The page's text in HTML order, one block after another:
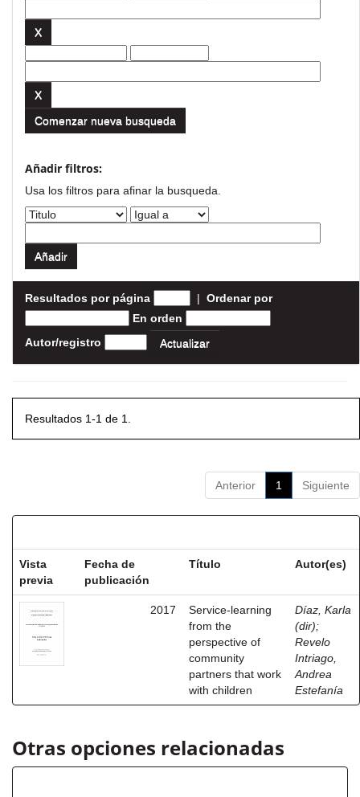
Comenzar nueva busqueda
Añadir filtros:
Usa los filtros para afinar la busqueda.
Resultados por página | Ordenar por
En orden
Autor/registro
Resultados 1-1 de 1.
Anterior 1 Siguiente
Vista
previa
Fecha de
publicación
Título Autor(es)
2017
Service-learning
from the
perspective of
community
partners that work
with children
Díaz, Karla
(dir);
Revelo
Intriago,
Andrea
Estefanía
Otras opciones relacionadas